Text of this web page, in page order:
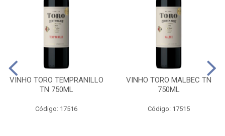
VINHO TORO TEMPRANILLO
TN 750ML
Código: 17516
VINHO TORO MALBEC TN
750ML
Código: 17515